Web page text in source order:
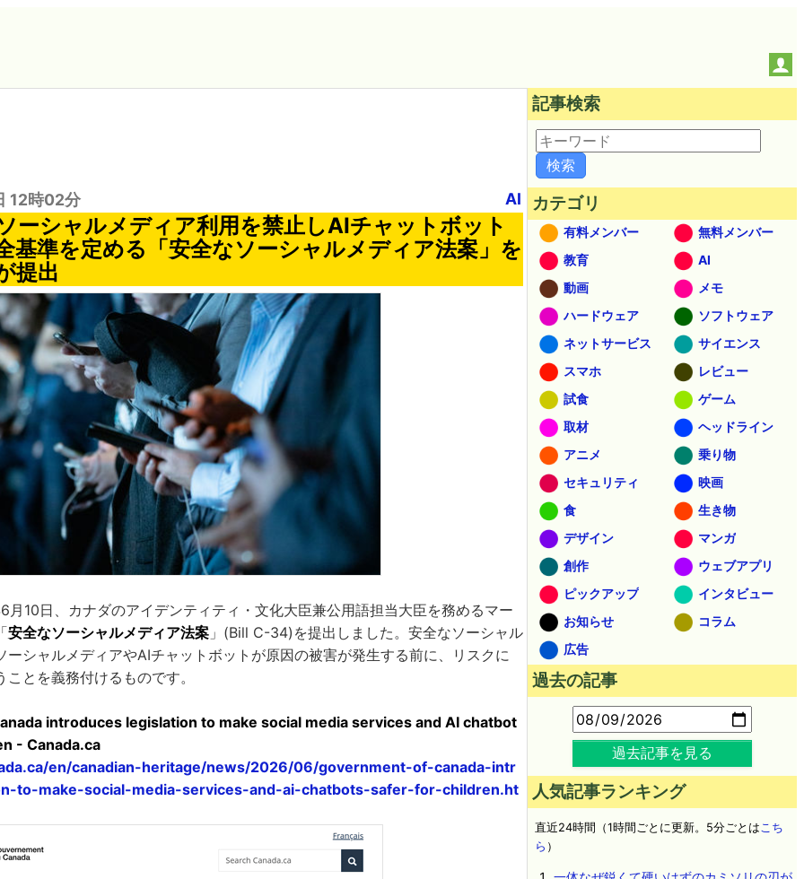
12時02分 AI
ーシャルメディア利用を禁止しAIチャットボット
基準を定める「安全なソーシャルメディア法案」を
提出
10日、カナダのアイデンティティ・文化大臣兼公用語担当大臣を務めるマー
安全なソーシャルメディア法案 」(Bill C-34)を提出しました。安全なソーシャル
ーシャルメディアやAIチャットボットが原因の被害が発生する前に、リスクに
とを義務付けるものです。
introduces legislation to make social media services and AI chatbot
- Canada.ca
en/canadian-heritage/news/2026/06/government-of-canada-intr
to-make-social-media-services-and-ai-chatbots-safer-for-children.ht
記事検索
カテゴリ
有料メンバー
無料メンバー
教育
AI
動画
メモ
ハードウェア
ソフトウェア
ネットサービス
サイエンス
スマホ
レビュー
試食
ゲーム
取材
ヘッドライン
アニメ
乗り物
セキュリティ
映画
食
生き物
デザイン
マンガ
創作
ウェブアプリ
ピックアップ
インタビュー
お知らせ
コラム
広告
過去の記事
過去記事を見る
人気記事ランキング
直近24時間（1時間ごとに更新。5分ごとはこち
ら ）